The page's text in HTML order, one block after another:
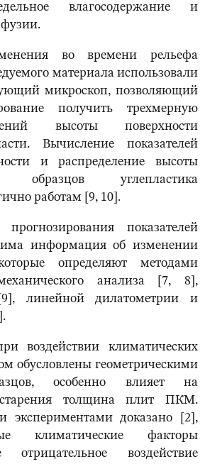
влагосодержание и
во времени рельефа
материала использовали
микроскоп, позволяющий
получить трехмерную
высоты поверхности
Вычисление показателей
и распределение высоты
образцов углепластика
работам [9, 10].
показателей
информация об изменении
определяют методами
анализа [7, 8],
линейной дилатометрии и
воздействии климатических
обусловлены геометрическими
особенно влияет на
старения толщина плит ПКМ.
экспериментами доказано [2],
климатические факторы
отрицательное воздействие